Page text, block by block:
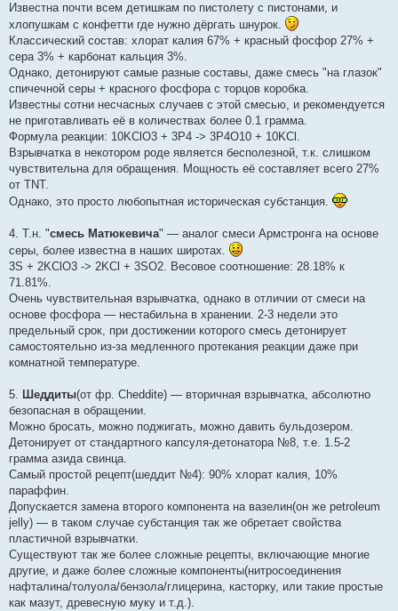
Известна почти всем детишкам по пистолету с пистонами, и
хлопушкам с конфетти где нужно дёргать шнурок.
Классический состав: хлорат калия 67% + красный фосфор 27% +
сера 3% + карбонат кальция 3%.
Однако, детонируют самые разные составы, даже смесь "на глазок"
спичечной серы + красного фосфора с торцов коробка.
Известны сотни несчасных случаев с этой смесью, и рекомендуется
не приготавливать её в количествах более 0.1 грамма.
Формула реакции: 10KClO3 + 3P4 -> 3P4O10 + 10KCl.
Взрывчатка в некотором роде является бесполезной, т.к. слишком
чувствительна для обращения. Мощность её составляет всего 27%
от TNT.
Однако, это просто любопытная историческая субстанция.
4. Т.н. "смесь Матюкевича" — аналог смеси Армстронга на основе
серы, более известна в наших широтах.
3S + 2KClO3 -> 2KCl + 3SO2. Весовое соотношение: 28.18% к
71.81%.
Очень чувствительная взрывчатка, однако в отличии от смеси на
основе фосфора — нестабильна в хранении. 2-3 недели это
предельный срок, при достижении которого смесь детонирует
самостоятельно из-за медленного протекания реакции даже при
комнатной температуре.
5. Шеддиты(от фр. Cheddite) — вторичная взрывчатка, абсолютно
безопасная в обращении.
Можно бросать, можно поджигать, можно давить бульдозером.
Детонирует от стандартного капсуля-детонатора №8, т.е. 1.5-2
грамма азида свинца.
Самый простой рецепт(шеддит №4): 90% хлорат калия, 10%
параффин.
Допускается замена второго компонента на вазелин(он же petroleum
jelly) — в таком случае субстанция так же обретает свойства
пластичной взрывчатки.
Существуют так же более сложные рецепты, включающие многие
другие, и даже более сложные компоненты(нитросоединения
нафталина/толуола/бензола/глицерина, касторку, или такие простые
как мазут, древесную муку и т.д.).